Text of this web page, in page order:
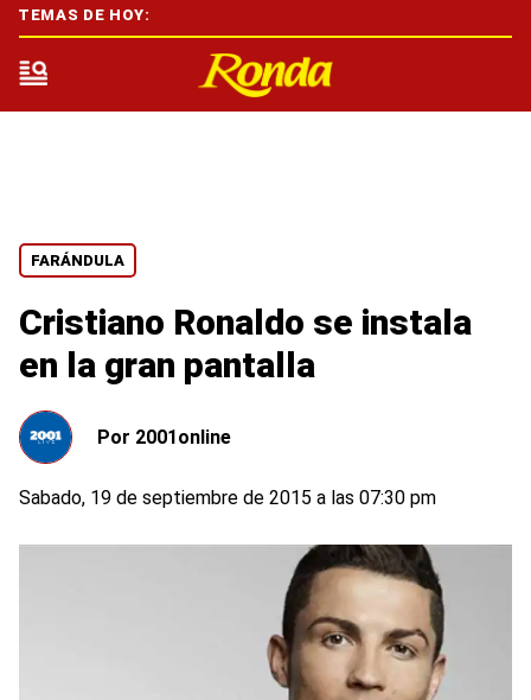
FARÁNDULA
Cristiano Ronaldo se instala
en la gran pantalla
Por 2001online
Sabado, 19 de septiembre de 2015 a las 07:30 pm
TEMAS DE HOY: